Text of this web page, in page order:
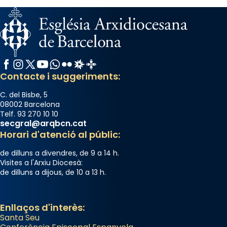
comitè organitzador de la visita apostòlica
del Sant Pare Lleó XIV a Barcelona, i als
col·laboradors, a la Catedral de Barcelona.
L’arquebisbe de Barcelona, el cardenal Joan
Josep Omella, ha presidit la missa i l’ha
concelebrat el bisbe auxiliar de Barcelona,
Mons. David Abadías.
📸 Dr. G. Simón
Photo
View on Facebook · Share
Arquebisbat de Barcelona
2 weeks ago
Semproniana, verges i màrtirs.
Facebook
Instagram
X / Twitter
YouTube
WhatsApp
FlickrRadio Estel
Catalunya Cristiana
Contacte i suggeriments:
C. del Bisbe, 5
08002 Barcelona
Telf. 93 270 10 10
secgral@arqbcn.cat
Horari d'atenció al públic:
de dilluns a divendres, de 9 a 14 h.
Visites a l'Arxiu Diocesà:
de dilluns a dijous, de 10 a 13 h.
Enllaços d'interès:
Santa Seu